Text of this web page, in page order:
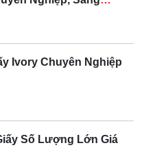
Ivory Chuyên Nghiệp
Số Lượng Lớn Giá